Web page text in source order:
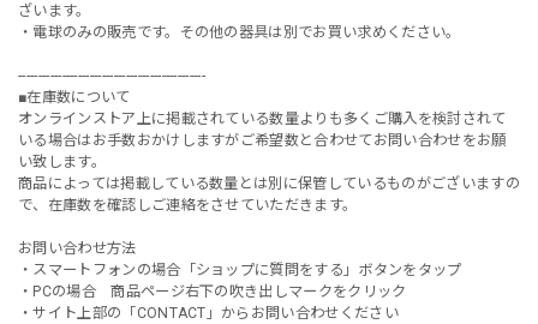
ざいます。
・電球のみの販売です。その他の器具は別でお買い求めください。
-----------------------------------------------
■在庫数について
オンラインストア上に掲載されている数量よりも多くご購入を検討されて
いる場合はお手数おかけしますがご希望数と合わせてお問い合わせをお願
い致します。
商品によっては掲載している数量とは別に保管しているものがございますの
で、在庫数を確認しご連絡をさせていただきます。
お問い合わせ方法
・スマートフォンの場合「ショップに質問をする」ボタンをタップ
・PCの場合 商品ページ右下の吹き出しマークをクリック
・サイト上部の「CONTACT」からお問い合わせください